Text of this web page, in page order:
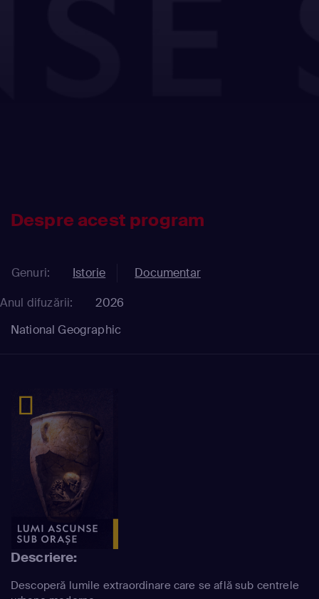
Despre acest program
Genuri: Istorie
Documentar
Anul difuzării:
2026
National Geographic
Descriere:
Descoperă lumile extraordinare care se află sub centrele